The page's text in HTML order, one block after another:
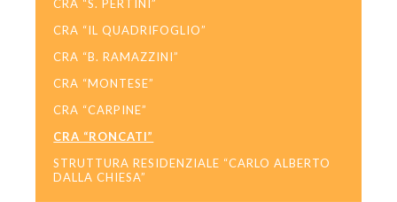
CRA “S. PERTINI”
CRA “IL QUADRIFOGLIO”
CRA “B. RAMAZZINI”
CRA “MONTESE”
CRA “CARPINE”
CRA “RONCATI”
STRUTTURA RESIDENZIALE “CARLO ALBERTO
DALLA CHIESA”